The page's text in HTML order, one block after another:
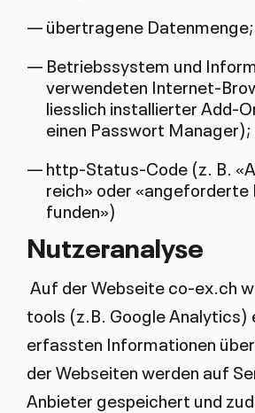
über­tra­ge­ne Da­ten­men­ge;
Be­triebs­sys­tem und
ver­wen­de­ten In­ter­net-
liess­lich in­stal­lier­ter Add-
einen Pass­wort Ma­na­ger);
http-Sta­tus-Co­de (z. B.
reich» oder
fun­den»)
Nut­zer­ana­ly­se
Auf der Web­sei­te co-ex.ch
tools (z.B. Goo­gle
er­fass­ten In­for­ma­tio­nen
der Web­sei­ten wer­den auf
An­bie­ter ge­spei­chert und